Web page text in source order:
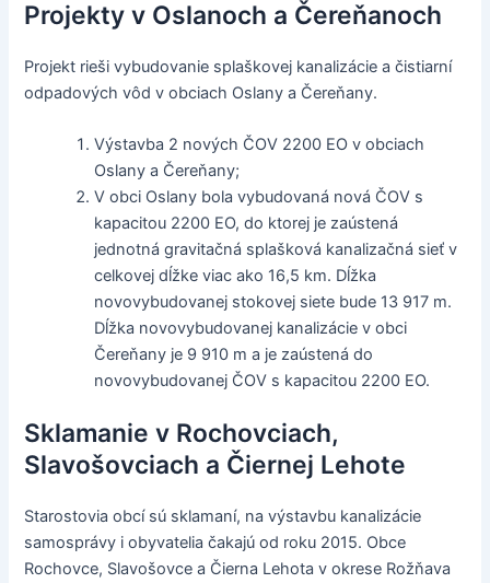
Projekty v Oslanoch a Čereňanoch
Projekt rieši vybudovanie splaškovej kanalizácie a čistiarní
odpadových vôd v obciach Oslany a Čereňany.
Výstavba 2 nových ČOV 2200 EO v obciach
Oslany a Čereňany;
V obci Oslany bola vybudovaná nová ČOV s
kapacitou 2200 EO, do ktorej je zaústená
jednotná gravitačná splašková kanalizačná sieť v
celkovej dĺžke viac ako 16,5 km. Dĺžka
novovybudovanej stokovej siete bude 13 917 m.
Dĺžka novovybudovanej kanalizácie v obci
Čereňany je 9 910 m a je zaústená do
novovybudovanej ČOV s kapacitou 2200 EO.
Sklamanie v Rochovciach,
Slavošovciach a Čiernej Lehote
Starostovia obcí sú sklamaní, na výstavbu kanalizácie
samosprávy i obyvatelia čakajú od roku 2015. Obce
Rochovce, Slavošovce a Čierna Lehota v okrese Rožňava